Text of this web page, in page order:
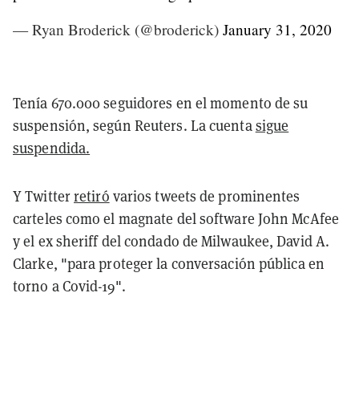
— Ryan Broderick (@broderick) January 31, 2020
Tenía 670.000 seguidores en el momento de su
suspensión, según Reuters. La cuentasigue
suspendida.
Y Twitterretiró varios tweets de prominentes
carteles como el magnate del software John McAfee
y el ex sheriff del condado de Milwaukee, David A.
Clarke, "para proteger la conversación pública en
torno a Covid-19".